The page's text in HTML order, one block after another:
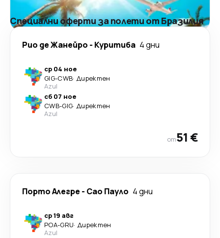
Специални оферти за полети от Бразилия
Рио де Жанейро - Куритиба 4 дни
ср 04 ное
GIG-CWB· Директен
Azul
сб 07 ное
CWB-GIG· Директен
Azul
от51 €
Порто Алегре - Сао Пауло 4 дни
ср 19 авг
POA-GRU· Директен
Azul